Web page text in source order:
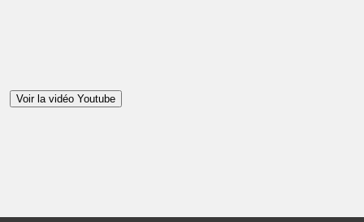
Voir la vidéo Youtube